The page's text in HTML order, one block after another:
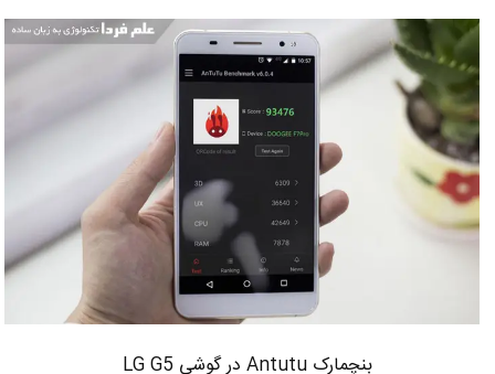
بنچمارک Antutu در گوشی LG G5